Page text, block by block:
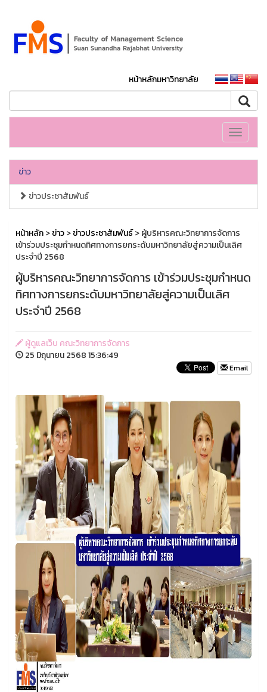
หน้าหลักมหาวิทยาลัย
Toggle
ข่าว
ข่าวประชาสัมพันธ์
หน้าหลัก>ข่าว>ข่าวประชาสัมพันธ์> ผู้บริหารคณะวิทยาการจัดการ
เข้าร่วมประชุมกำหนดทิศทางการยกระดับมหาวิทยาลัยสู่ความเป็นเลิศ
ประจำปี 2568
ผู้บริหารคณะวิทยาการจัดการ เข้าร่วมประชุมกำหนด
ทิศทางการยกระดับมหาวิทยาลัยสู่ความเป็นเลิศ
ประจำปี 2568
ผู้ดูแลเว็บ คณะวิทยาการจัดการ
25 มิถุนายน 2568 15:36:49
Email